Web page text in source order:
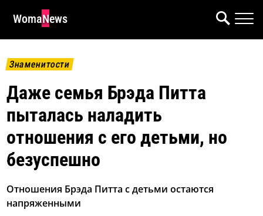
WomaNews
Знаменитости
Даже семья Брэда Питта
пыталась наладить
отношения с его детьми, но
безуспешно
Отношения Брэда Питта с детьми остаются
напряженными